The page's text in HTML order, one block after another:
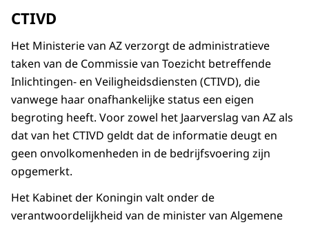
CTIVD
Het Ministerie van AZ verzorgt de administratieve
taken van de Commissie van Toezicht betreffende
Inlichtingen- en Veiligheidsdiensten (CTIVD), die
vanwege haar onafhankelijke status een eigen
begroting heeft. Voor zowel het Jaarverslag van AZ als
dat van het CTIVD geldt dat de informatie deugt en
geen onvolkomenheden in de bedrijfsvoering zijn
opgemerkt.
Het Kabinet der Koningin valt onder de
verantwoordelijkheid van de minister van Algemene